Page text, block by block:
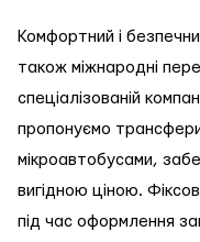
Комфортний і
також міжнародні
спеціалізованій
пропонуємо
мікроавтобусами,
вигідною ціною.
під час оформлення